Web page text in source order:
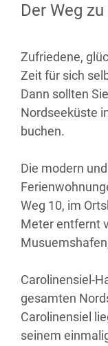
Der Weg
Zufriedene,
Zeit für sich
Dann sollten
Nordseeküste
buchen.
Die modern
Weg 10, im
Meter entfernt
Carolinensiel-
gesamten
Carolinensiel
seinem